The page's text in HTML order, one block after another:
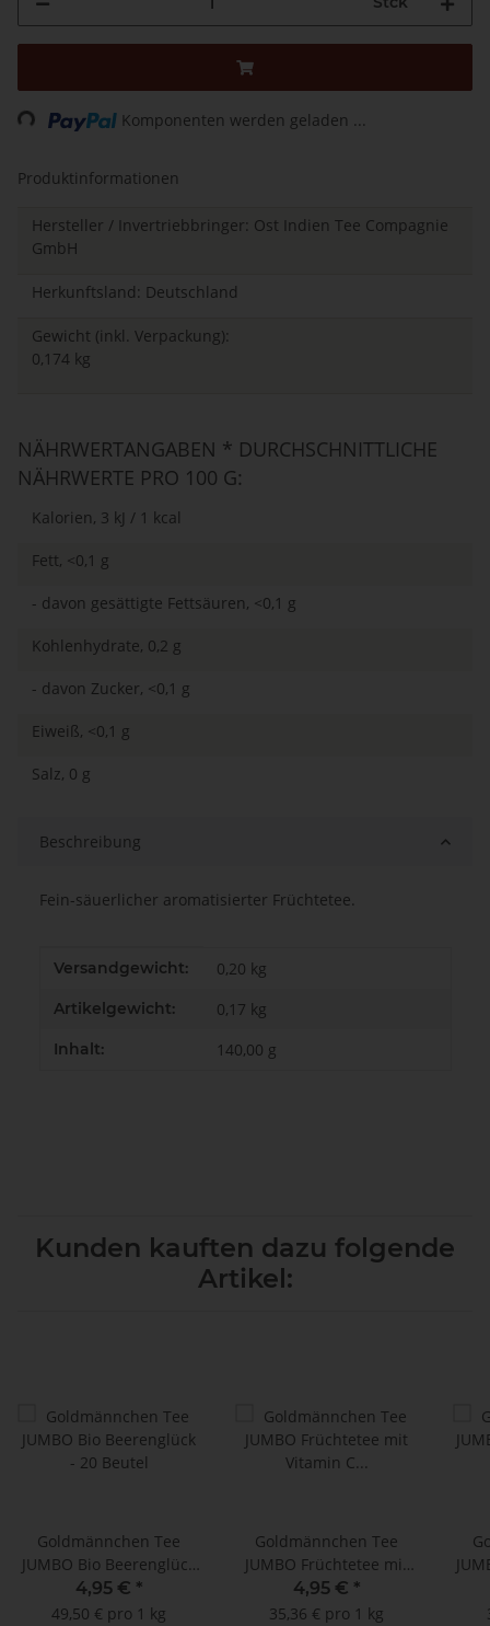
Loading... Komponenten werden geladen ...
Produktinformationen
Hersteller / Invertriebbringer: Ost Indien Tee Compagnie
GmbH
Herkunftsland: Deutschland
Gewicht (inkl. Verpackung):
0,174 kg
NÄHRWERTANGABEN * DURCHSCHNITTLICHE
NÄHRWERTE PRO 100 G:
Kalorien, 3 kJ / 1 kcal
Fett, <0,1 g
- davon gesättigte Fettsäuren, <0,1 g
Kohlenhydrate, 0,2 g
- davon Zucker, <0,1 g
Eiweiß, <0,1 g
Salz, 0 g
Beschreibung
Fein-säuerlicher aromatisierter Früchtetee.
Produkteigenschaft
Wert
Versandgewicht: 0,20 kg
Artikelgewicht: 0,17 kg
Inhalt: 140,00 g
Kunden kauften dazu folgende
Artikel:
Goldmännchen Tee
JUMBO Bio Beerenglück
- 20 Beutel
4,95 € *
49,50 € pro 1 kg
Goldmännchen Tee
JUMBO Früchtetee mit
Vitamin C - 20 Jumbo-
Teebeutel
4,95 € *
35,36 € pro 1 kg